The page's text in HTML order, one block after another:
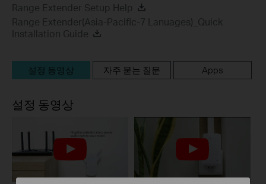
Range Extender Setup Help
Range Extender(Asia-Pacific-7 Lanuages)_Quick
Installation Guide
설정 동영상 자주 묻는 질문 Apps
설정 동영상